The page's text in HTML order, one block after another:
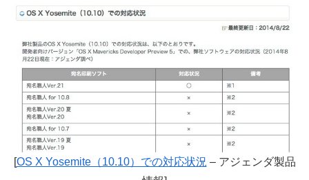
[OS X Yosemite（10.10）での対応状況 – アジェンダ製品